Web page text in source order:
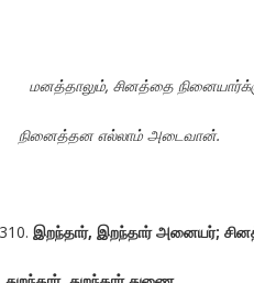
மனத்தாலும், சினத்தை
நினைத்தன எல்லாம் அடைவான்.
இறந்தார், இறந்தார் அனையர்;